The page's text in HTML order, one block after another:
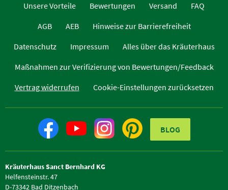
Unsere Vorteile Bewertungen Versand
FAQ
AGB
AEB
Hinweise zur Barrierefreiheit
Datenschutz
Impressum
Alles über das Kräuterhaus
Maßnahmen zur Verifizierung von Bewertungen/Feedback
Vertrag widerrufen
Cookie-Einstellungen zurücksetzen
BLOG
Kräuterhaus Sanct Bernhard KG
Helfensteinstr. 47
D-73342 Bad Ditzenbach